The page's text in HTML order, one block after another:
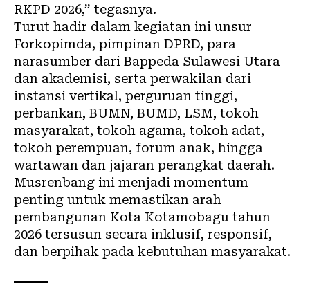
RKPD 2026,” tegasnya.
Turut hadir dalam kegiatan ini unsur
Forkopimda, pimpinan DPRD, para
narasumber dari Bappeda Sulawesi Utara
dan akademisi, serta perwakilan dari
instansi vertikal, perguruan tinggi,
perbankan, BUMN, BUMD, LSM, tokoh
masyarakat, tokoh agama, tokoh adat,
tokoh perempuan, forum anak, hingga
wartawan dan jajaran perangkat daerah.
Musrenbang ini menjadi momentum
penting untuk memastikan arah
pembangunan Kota Kotamobagu tahun
2026 tersusun secara inklusif, responsif,
dan berpihak pada kebutuhan masyarakat.